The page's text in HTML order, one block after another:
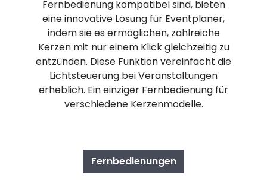
Fernbedienung kompatibel sind, bieten
eine innovative Lösung für Eventplaner,
indem sie es ermöglichen, zahlreiche
Kerzen mit nur einem Klick gleichzeitig zu
entzünden. Diese Funktion vereinfacht die
Lichtsteuerung bei Veranstaltungen
erheblich. Ein einziger Fernbedienung für
verschiedene Kerzenmodelle.
Fernbedienungen